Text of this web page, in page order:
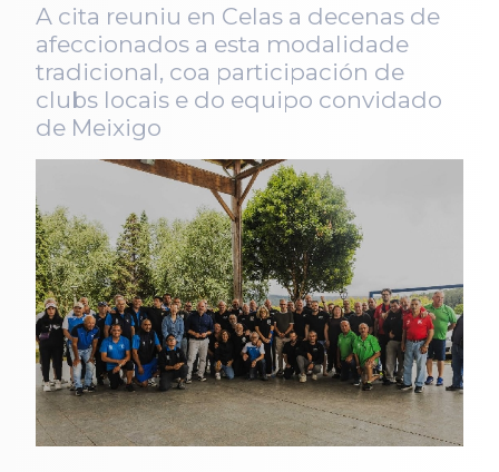
A cita reuniu en Celas a decenas de
afeccionados a esta modalidade
tradicional, coa participación de
clubs locais e do equipo convidado
de Meixigo